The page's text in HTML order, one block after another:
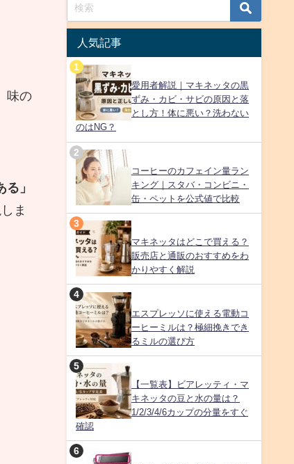
味の
」
ま
人気記事
愛用者解説｜マキネッタの黒
ずみ・カビ・サビの原因と落
とし方！体に悪い？洗わない
のはNG？
コーヒーのカフェイン量ラン
キング｜スタバ・コンビニ・
缶・ペットを公式値で比較
マキネッタはどこで買える？
販売店と通販のおすすめをわ
かりやすく解説
エスプレッソに使える電動コ
ーヒーミルは？極細挽きでき
るミルの選び方
【一覧表】ビアレッティ・マ
キネッタの豆と水の量は？
1/2/3/4/6カップの分量をすぐ
確認